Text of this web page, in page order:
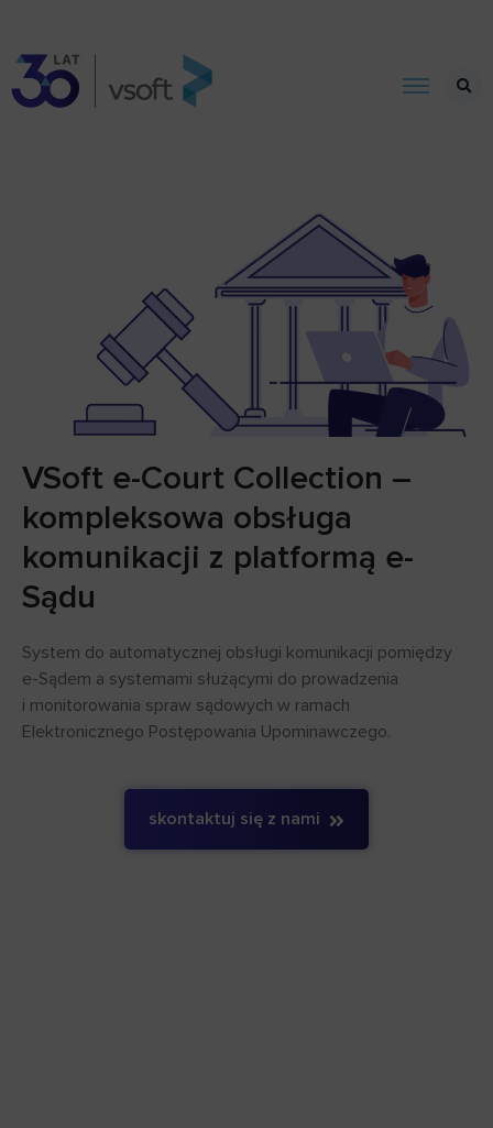
VSoft e-Court Collection –
kompleksowa obsługa
komunikacji z platformą e-
Sądu
System do automatycznej obsługi komunikacji pomiędzy
e-Sądem a systemami służącymi do prowadzenia
i monitorowania spraw sądowych w ramach
Elektronicznego Postępowania Upominawczego.
skontaktuj się z nami